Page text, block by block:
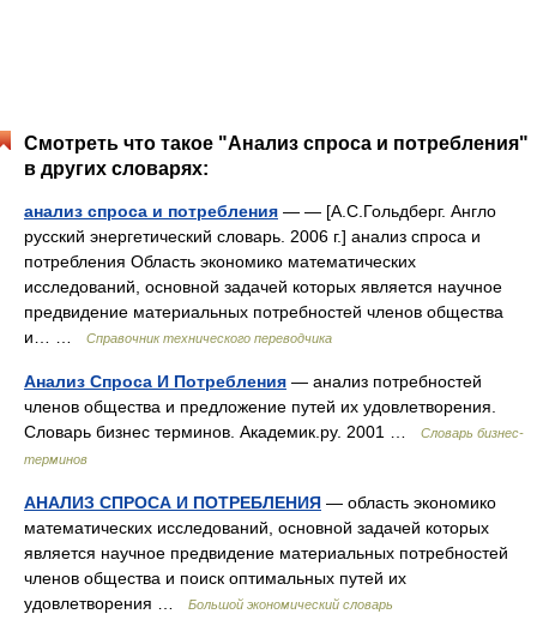
Смотреть что такое "Анализ спроса и потребления"
в других словарях:
анализ спроса и потребления — — [А.С.Гольдберг. Англо
русский энергетический словарь. 2006 г.] анализ спроса и
потребления Область экономико математических
исследований, основной задачей которых является научное
предвидение материальных потребностей членов общества
и… …
Справочник технического переводчика
Анализ Спроса И Потребления — анализ потребностей
членов общества и предложение путей их удовлетворения.
Словарь бизнес терминов. Академик.ру. 2001 …
Словарь бизнес-
терминов
АНАЛИЗ СПРОСА И ПОТРЕБЛЕНИЯ — область экономико
математических исследований, основной задачей которых
является научное предвидение материальных потребностей
членов общества и поиск оптимальных путей их
удовлетворения …
Большой экономический словарь